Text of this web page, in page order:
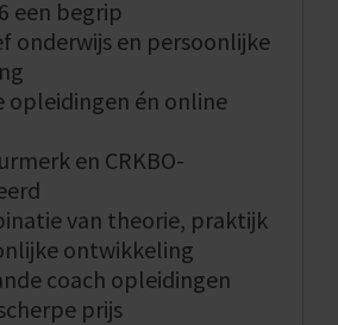
een begrip
onderwijs en persoonlijke
opleidingen én online
en CRKBO-
van theorie, praktijk
ontwikkeling
coach opleidingen
prijs